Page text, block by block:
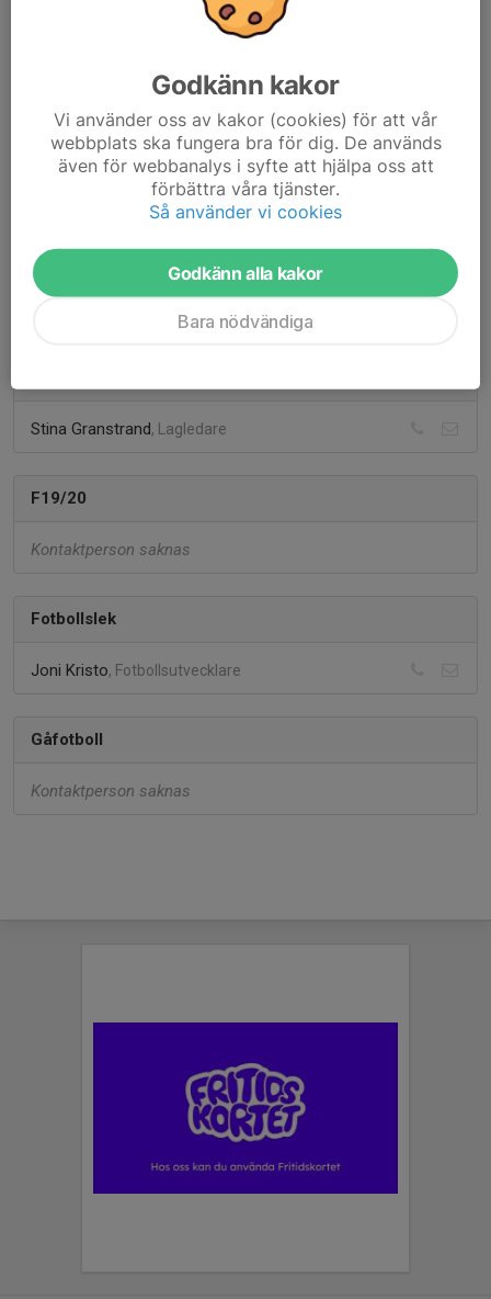
, Tränare
Johan Wåhlund, Tränare
Christoffer Sejdhage, Tränare
Joakim Berglöf , Tränare
Stina Granstrand, Lagledare
F19/20
Kontaktperson saknas
Fotbollslek
Joni Kristo, Fotbollsutvecklare
Gåfotboll
Kontaktperson saknas
Godkänn kakor
Vi använder oss av kakor (cookies) för att vår
webbplats ska fungera bra för dig. De används
även för webbanalys i syfte att hjälpa oss att
förbättra våra tjänster.
Så använder vi cookies
Godkänn alla kakor
Bara nödvändiga